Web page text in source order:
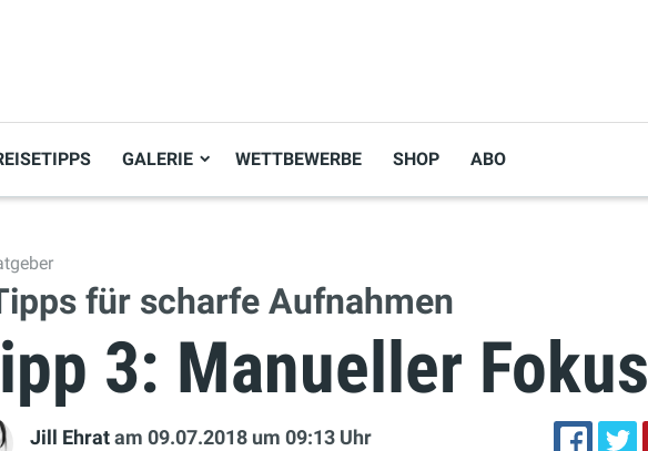
GALERIE WETTBEWERBE SHOP ABO
für scharfe Aufnahmen
3: Manueller Fokus
Jill Ehrat am 09.07.2018 um 09:13 Uhr